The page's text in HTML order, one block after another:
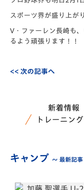
スポーツ界が盛り上が
V・ファーレン長崎も、
るよう頑張ります！！
<< 次の記事へ
新着情報
トレーニング
キャンプ ～ 最新記事